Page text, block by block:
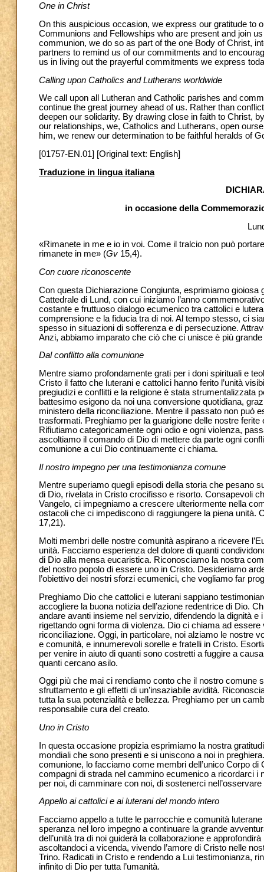
One in Christ
On this auspicious occasion, we express our gratitude to
Communions and Fellowships who are present and join
communion, we do so as part of the one Body of Christ,
partners to remind us of our commitments and to
us in living out the prayerful commitments we express
Calling upon Catholics and Lutherans worldwide
We call upon all Lutheran and Catholic parishes and
continue the great journey ahead of us. Rather than
deepen our solidarity. By drawing close in faith to Christ,
our relationships, we, Catholics and Lutherans, open
him, we renew our determination to be faithful heralds of
[01757-EN.01] [Original text: English]
Traduzione in lingua italiana
in occasione della
«Rimanete in me e io in voi. Come il tralcio non può
rimanete in me» (Gv 15,4).
Con cuore riconoscente
Con questa Dichiarazione Congiunta, esprimiamo
Cattedrale di Lund, con cui iniziamo l’anno
costante e fruttuoso dialogo ecumenico tra cattolici e
comprensione e la fiducia tra di noi. Al tempo stesso, ci
spesso in situazioni di sofferenza e di persecuzione.
Anzi, abbiamo imparato che ciò che ci unisce è più
Dal conflitto alla comunione
Mentre siamo profondamente grati per i doni spirituali e
Cristo il fatto che luterani e cattolici hanno ferito l’unità
pregiudizi e conflitti e la religione è stata strumentalizzata
battesimo esigono da noi una conversione quotidiana,
ministero della riconciliazione. Mentre il passato non può
trasformati. Preghiamo per la guarigione delle nostre
Rifiutiamo categoricamente ogni odio e ogni violenza,
ascoltiamo il comando di Dio di mettere da parte ogni
comunione a cui Dio continuamente ci chiama.
Il nostro impegno per una testimonianza comune
Mentre superiamo quegli episodi della storia che pesano
di Dio, rivelata in Cristo crocifisso e risorto. Consapevoli
Vangelo, ci impegniamo a crescere ulteriormente nella
ostacoli che ci impediscono di raggiungere la piena
17,21).
Molti membri delle nostre comunità aspirano a ricevere
unità. Facciamo esperienza del dolore di quanti
di Dio alla mensa eucaristica. Riconosciamo la nostra
del nostro popolo di essere uno in Cristo. Desideriamo
l’obiettivo dei nostri sforzi ecumenici, che vogliamo far
Preghiamo Dio che cattolici e luterani sappiano
accogliere la buona notizia dell’azione redentrice di Dio.
andare avanti insieme nel servizio, difendendo la dignità
rigettando ogni forma di violenza. Dio ci chiama ad
riconciliazione. Oggi, in particolare, noi alziamo le nostre
e comunità, e innumerevoli sorelle e fratelli in Cristo.
per venire in aiuto di quanti sono costretti a fuggire a
quanti cercano asilo.
Oggi più che mai ci rendiamo conto che il nostro comune
sfruttamento e gli effetti di un’insaziabile avidità.
tutta la sua potenzialità e bellezza. Preghiamo per un
responsabile cura del creato.
Uno in Cristo
In questa occasione propizia esprimiamo la nostra
mondiali che sono presenti e si uniscono a noi in
comunione, lo facciamo come membri dell’unico Corpo
compagni di strada nel cammino ecumenico a ricordarci i
per noi, di camminare con noi, di sostenerci
Appello ai cattolici e ai luterani del mondo intero
Facciamo appello a tutte le parrocchie e comunità
speranza nel loro impegno a continuare la grande
dell’unità tra di noi guiderà la collaborazione e
ascoltandoci a vicenda, vivendo l’amore di Cristo nelle
Trino. Radicati in Cristo e rendendo a Lui testimonianza,
infinito di Dio per tutta l’umanità.